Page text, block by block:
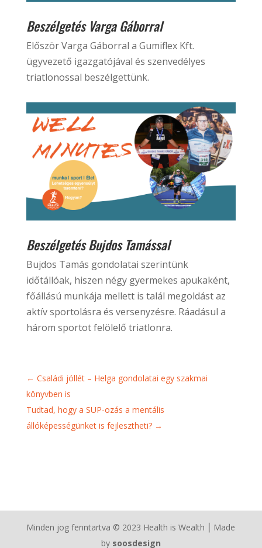
Beszélgetés Varga Gáborral
Először Varga Gáborral a Gumiflex Kft.
ügyvezető igazgatójával és szenvedélyes
triatlonossal beszélgettünk.
Beszélgetés Bujdos Tamással
Bujdos Tamás gondolatai szerintünk
időtállóak, hiszen négy gyermekes apukaként,
főállású munkája mellett is talál megoldást az
aktív sportolásra és versenyzésre. Ráadásul a
három sportot felölelő triatlonra.
← Családi jóllét – Helga gondolatai egy szakmai
könyvben is
Tudtad, hogy a SUP-ozás a mentális
állóképességünket is fejlesztheti?→
Minden jog fenntartva © 2023 Health is Wealth ⎮ Made
by soosdesign